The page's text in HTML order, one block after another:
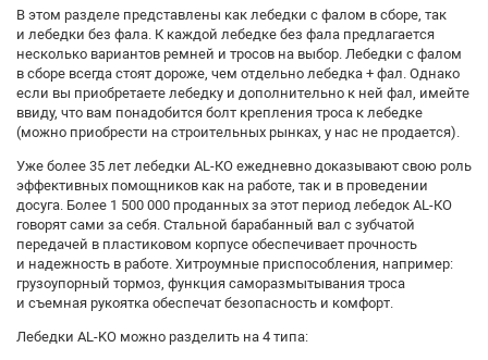
В этом разделе представлены как лебедки с фалом в сборе, так
и лебедки без фала. К каждой лебедке без фала предлагается
несколько вариантов ремней и тросов на выбор. Лебедки с фалом
в сборе всегда стоят дороже, чем отдельно лебедка + фал. Однако
если вы приобретаете лебедку и дополнительно к ней фал, имейте
ввиду, что вам понадобится болт крепления троса к лебедке
(можно приобрести на строительных рынках, у нас не продается).
Уже более 35 лет лебедки АL-КО ежедневно доказывают свою роль
эффективных помощников как на работе, так и в проведении
досуга. Более 1 500 000 проданных за этот период лебедок АL-КО
говорят сами за себя. Стальной барабанный вал с зубчатой
передачей в пластиковом корпусе обеспечивает прочность
и надежность в работе. Хитроумные приспособления, например:
грузоупорный тормоз, функция саморазмытывания троса
и съемная рукоятка обеспечат безопасность и комфорт.
Лебедки AL-KO можно разделить на 4 типа: